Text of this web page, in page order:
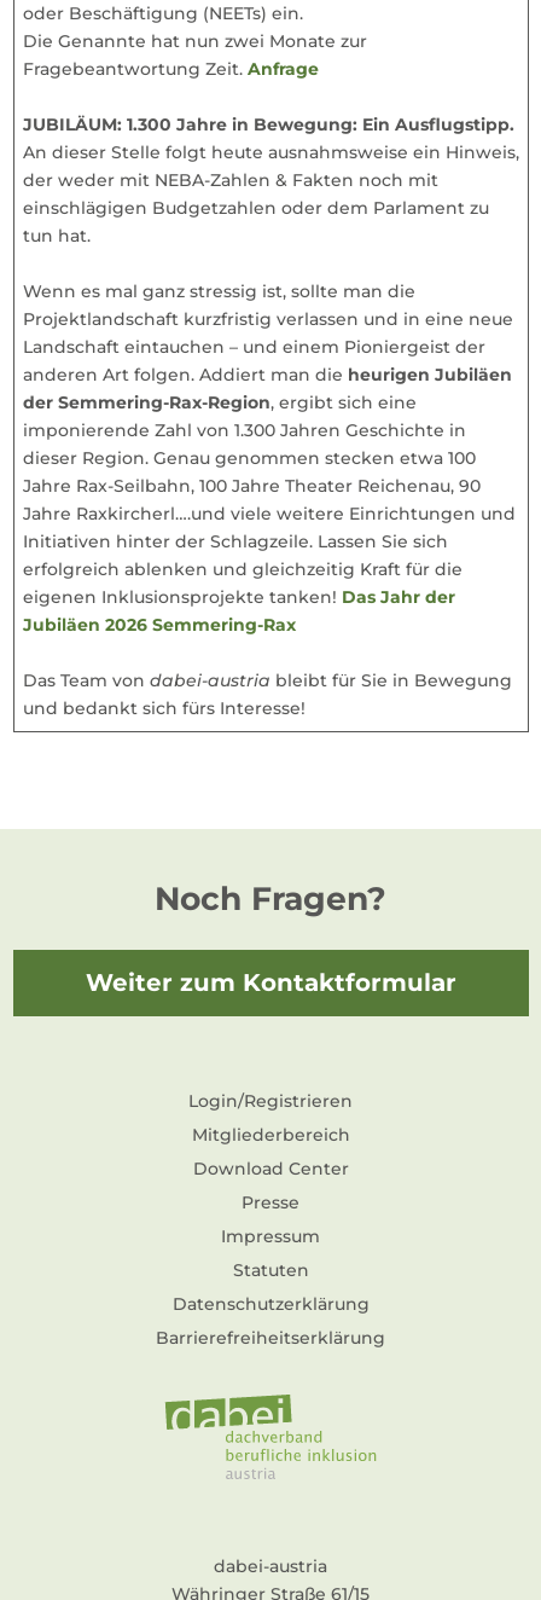
oder Beschäftigung (NEETs) ein.
Die Genannte hat nun zwei Monate zur
Fragebeantwortung Zeit. Anfrage
JUBILÄUM: 1.300 Jahre in Bewegung: Ein Ausflugstipp.
An dieser Stelle folgt heute ausnahmsweise ein Hinweis,
der weder mit NEBA-Zahlen & Fakten noch mit
einschlägigen Budgetzahlen oder dem Parlament zu
tun hat.
Wenn es mal ganz stressig ist, sollte man die
Projektlandschaft kurzfristig verlassen und in eine neue
Landschaft eintauchen – und einem Pioniergeist der
anderen Art folgen. Addiert man die heurigen Jubiläen
der Semmering-Rax-Region, ergibt sich eine
imponierende Zahl von 1.300 Jahren Geschichte in
dieser Region. Genau genommen stecken etwa 100
Jahre Rax-Seilbahn, 100 Jahre Theater Reichenau, 90
Jahre Raxkircherl….und viele weitere Einrichtungen und
Initiativen hinter der Schlagzeile. Lassen Sie sich
erfolgreich ablenken und gleichzeitig Kraft für die
eigenen Inklusionsprojekte tanken! Das Jahr der
Jubiläen 2026 Semmering-Rax
Das Team von dabei-austria bleibt für Sie in Bewegung
und bedankt sich fürs Interesse!
Noch Fragen?
Weiter zum Kontaktformular
dabei-austria
Währinger Straße 61/15
Login/Registrieren
Mitgliederbereich
Download Center
Presse
Impressum
Statuten
Datenschutzerklärung
Barrierefreiheitserklärung